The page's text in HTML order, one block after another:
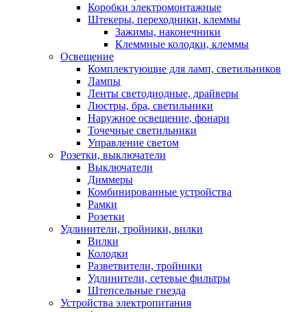
Коробки электромонтажные
Штекеры, переходники, клеммы
Зажимы, наконечники
Клеммные колодки, клеммы
Освещение
Комплектующие для ламп, светильников
Лампы
Ленты светодиодные, драйверы
Люстры, бра, светильники
Наружное освещение, фонари
Точечные светильники
Управление светом
Розетки, выключатели
Выключатели
Диммеры
Комбинированные устройства
Рамки
Розетки
Удлинители, тройники, вилки
Вилки
Колодки
Разветвители, тройники
Удлинители, сетевые фильтры
Штепсельные гнезда
Устройства электропитания